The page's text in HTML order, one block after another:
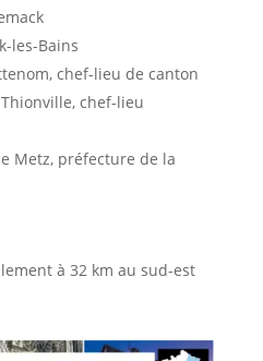
les-Bains
chef-lieu de canton
chef-lieu
Metz, préfecture de la
à 32 km au sud-est